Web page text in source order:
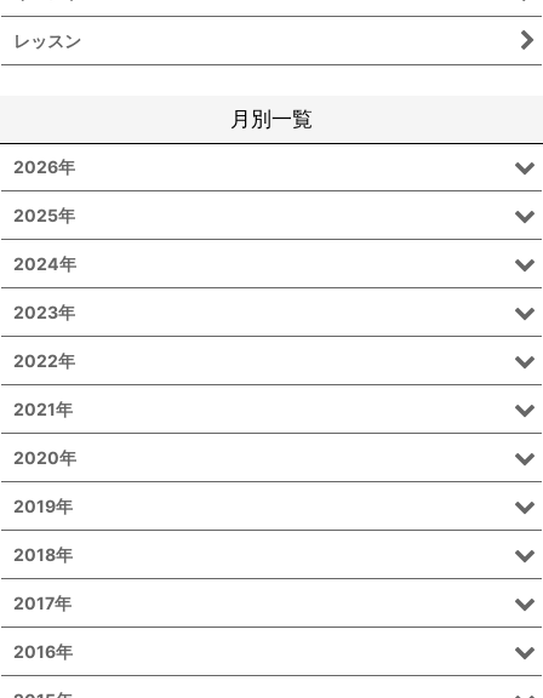
レッスン
月別一覧
2026年
2025年
2024年
2023年
2022年
2021年
2020年
2019年
2018年
2017年
2016年